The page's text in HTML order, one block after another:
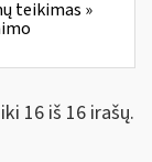
teikimas »
16 iš 16 irašų.